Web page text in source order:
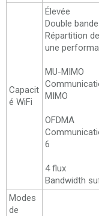
Capacit
é WiFi
Élevée
Double bande
Répartition
une
MU-MIMO
MIMO
OFDMA
6
4 flux
Bandwidth
Modes
de